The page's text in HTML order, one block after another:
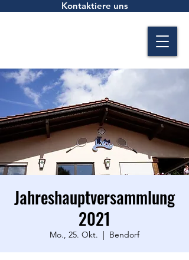
Kontaktiere uns
Jahreshauptversammlung
2021
Mo., 25. Okt.
  |
Bendorf